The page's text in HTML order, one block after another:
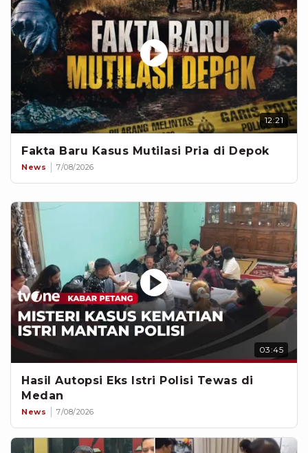
12:21
Fakta Baru Kasus Mutilasi Pria di Depok
News 7/08/2026
03:45
Hasil Autopsi Eks Istri Polisi Tewas di
Medan
News 7/08/2026